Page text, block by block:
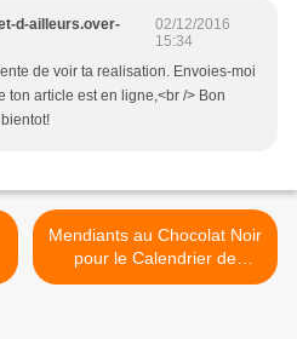
d-ailleurs.over-
02/12/2016
15:34
de voir ta realisation. Envoies-moi
ton article est en ligne,<br /> Bon
Mendiants au Chocolat Noir
pour le Calendrier de
l'Avent 2016 >